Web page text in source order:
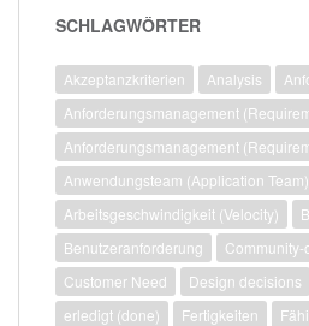
SCHLAGWÖRTER
Akzeptanzkriterien Analysis
Anforderungsmanagement
Anforderungsmanagement
Anwendungsteam (Application Team)
Arbeitsgeschwindigkeit (Velocity)
Benutzeranforderung
Community-
Customer Need
Design decisions
erledigt (done)
Fertigkeiten